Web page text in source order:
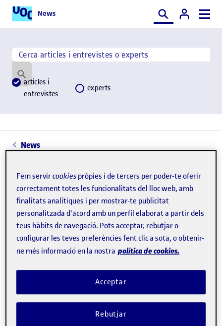
News Cercar
Cerca per paraula
Cercar
Cerca per paraula
articles i
entrevistes
experts
News
Fem servircookies pròpies i de tercers per poder-te oferir
correctament totes les funcionalitats del lloc web, amb
finalitats analítiques i per mostrar-te publicitat
personalitzada d'acord amb un perfil elaborat a partir dels
teus hàbits de navegació. Pots acceptar, rebutjar o
configurar les teves preferències fent clic a sota, o obtenir-
ne més informació en la nostra política de cookies.
Rebutjar
Acceptar